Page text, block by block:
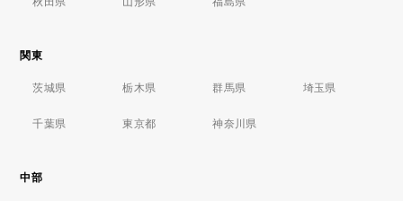
関東
茨城県 栃木県 群馬県 埼玉県
千葉県 東京都 神奈川県
中部